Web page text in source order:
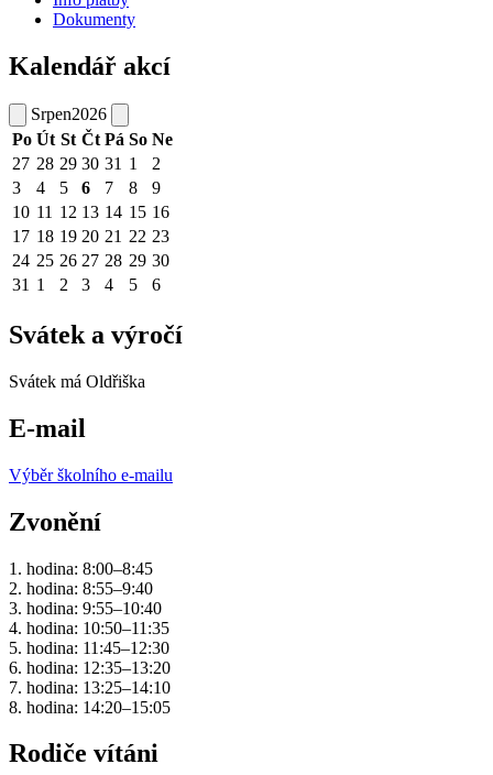
Dokumenty
Kalendář akcí
Srpen2026
Po Út St Čt Pá So Ne
27 28 29 30 31 1
2
3
4 5 6 7 8
9
10 11 12 13 14 15 16
17 18 19 20 21 22 23
24 25 26 27 28 29 30
31 1 2 3 4 5 6
Svátek a výročí
Svátek má Oldřiška
E-mail
Výběr školního e-mailu
Zvonění
1. hodina: 8:00–8:45
2. hodina: 8:55–9:40
3. hodina: 9:55–10:40
4. hodina: 10:50–11:35
5. hodina: 11:45–12:30
6. hodina: 12:35–13:20
7. hodina: 13:25–14:10
8. hodina: 14:20–15:05
Rodiče vítáni